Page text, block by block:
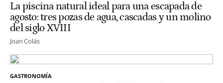
La piscina natural ideal para una escapada de
agosto: tres pozas de agua, cascadas y un molino
del siglo XVIII
Joan Colás
GASTRONOMÍA